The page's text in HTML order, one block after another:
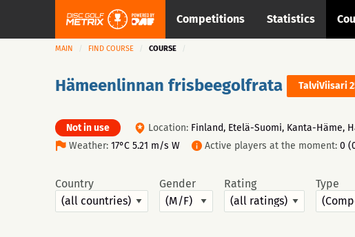
Competitions Statistics
MAIN FIND COURSE COURSE
Hämeenlinnan frisbeegolfrata TalviViisari
Not in use Location: Finland, Etelä-Suomi, Kanta-Häme,
Weather: 17°C 5.21 m/s W Active players at the moment: 0
Country Gender Rating Type